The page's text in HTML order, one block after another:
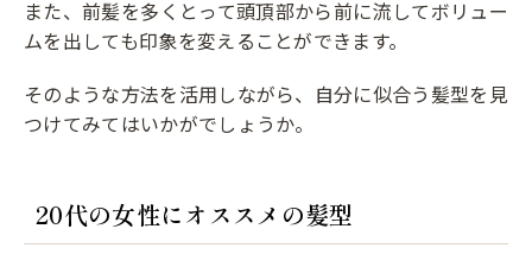
また、前髪を多くとって頭頂部から前に流してボリュー
ムを出しても印象を変えることができます。
そのような方法を活用しながら、自分に似合う髪型を見
つけてみてはいかがでしょうか。
20代の女性にオススメの髪型